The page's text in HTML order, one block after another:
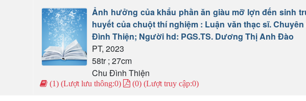
Ảnh hưởng của khẩu phần ăn giàu mỡ lợn đến sinh
huyết của chuột thí nghiệm : Luận văn thạc sĩ.
Đình Thiện; Người hd: PGS.TS. Dương Thị Anh Đào
PT, 2023
58tr ; 27cm
Chu Đình Thiện
(1) (Lượt lưu thông:0) (0) (Lượt truy cập:0)